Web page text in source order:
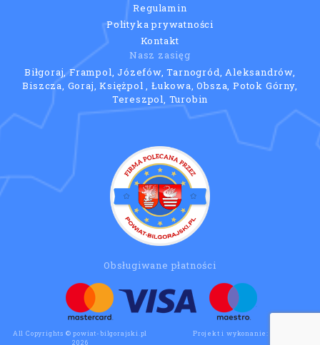
Regulamin
Polityka prywatności
Kontakt
Nasz zasięg
Biłgoraj, Frampol, Józefów, Tarnogród, Aleksandrów,
Biszcza, Goraj, Księżpol , Łukowa, Obsza, Potok Górny,
Tereszpol, Turobin
Obsługiwane płatności
All Copyrights © powiat-bilgorajski.pl
2026
Projekt i wykonanie: